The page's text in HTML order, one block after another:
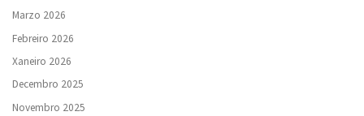
Marzo 2026
Febreiro 2026
Xaneiro 2026
Decembro 2025
Novembro 2025